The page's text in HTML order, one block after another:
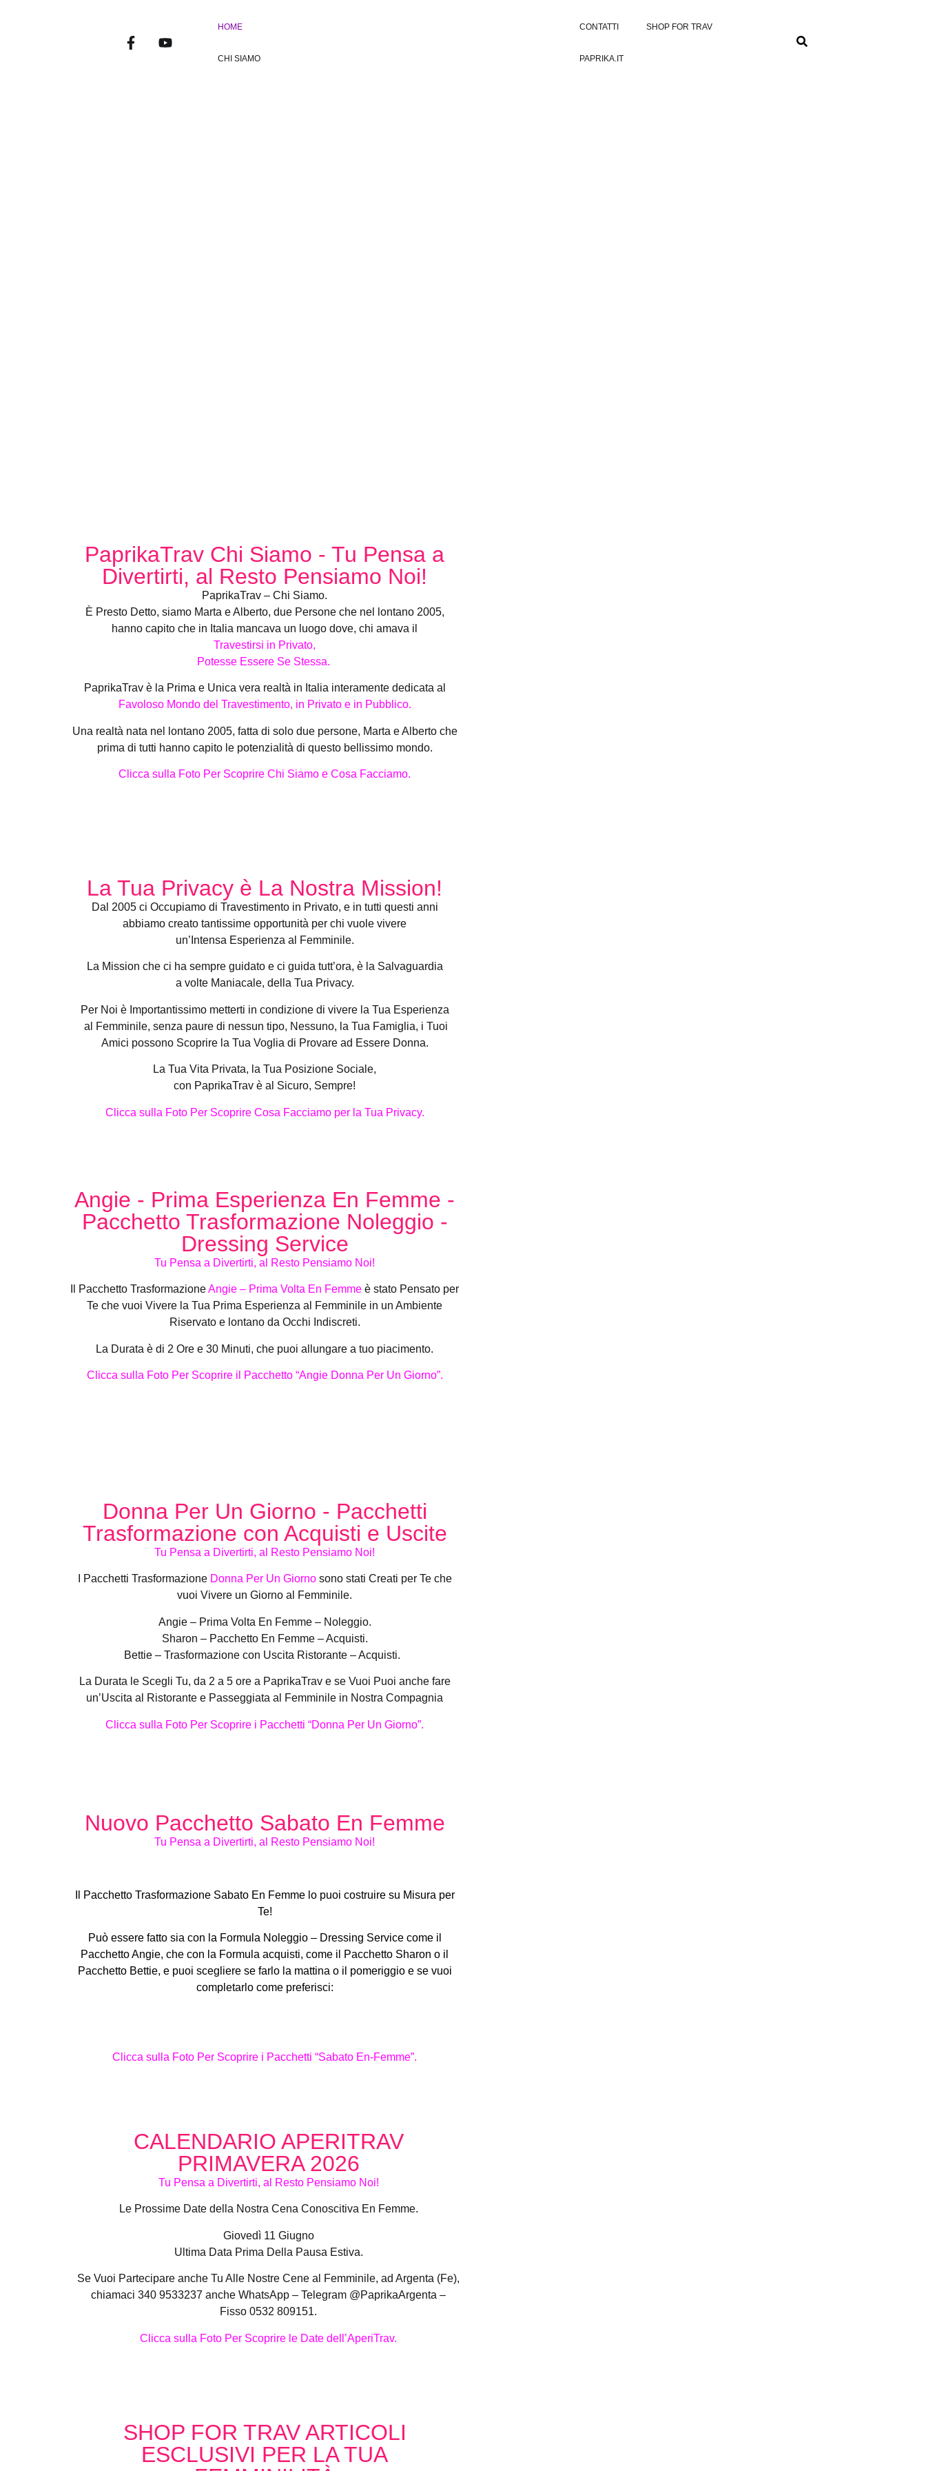
HOME
CHI SIAMO
CONTATTI SHOP FOR TRAV
PAPRIKA.IT
PaprikaTrav Chi Siamo - Tu Pensa a
Divertirti, al Resto Pensiamo Noi!
PaprikaTrav – Chi Siamo.
È Presto Detto, siamo Marta e Alberto, due Persone che nel lontano 2005,
hanno capito che in Italia mancava un luogo dove, chi amava il
Travestirsi in Privato,
Potesse Essere Se Stessa.
PaprikaTrav è la Prima e Unica vera realtà in Italia interamente dedicata al
Favoloso Mondo del Travestimento, in Privato e in Pubblico.
Una realtà nata nel lontano 2005, fatta di solo due persone, Marta e Alberto che
prima di tutti hanno capito le potenzialità di questo bellissimo mondo.
Clicca sulla Foto Per Scoprire Chi Siamo e Cosa Facciamo.
La Tua Privacy è La Nostra Mission!
Dal 2005 ci Occupiamo di Travestimento in Privato, e in tutti questi anni
abbiamo creato tantissime opportunità per chi vuole vivere
un’Intensa Esperienza al Femminile.
La Mission che ci ha sempre guidato e ci guida tutt’ora, è la Salvaguardia
a volte Maniacale, della Tua Privacy.
Per Noi è Importantissimo metterti in condizione di vivere la Tua Esperienza
al Femminile, senza paure di nessun tipo, Nessuno, la Tua Famiglia, i Tuoi
Amici possono Scoprire la Tua Voglia di Provare ad Essere Donna.
La Tua Vita Privata, la Tua Posizione Sociale,
con PaprikaTrav è al Sicuro, Sempre!
Clicca sulla Foto Per Scoprire Cosa Facciamo per la Tua Privacy.
Angie - Prima Esperienza En Femme -
Pacchetto Trasformazione Noleggio -
Dressing Service
Tu Pensa a Divertirti, al Resto Pensiamo Noi!
Il Pacchetto TrasformazioneAngie – Prima Volta En Femmeè stato Pensato per
Te che vuoi Vivere la Tua Prima Esperienza al Femminile in un Ambiente
Riservato e lontano da Occhi Indiscreti.
La Durata è di 2 Ore e 30 Minuti, che puoi allungare a tuo piacimento.
Clicca sulla Foto Per Scoprire il Pacchetto “Angie Donna Per Un Giorno”.
Donna Per Un Giorno - Pacchetti
Trasformazione con Acquisti e Uscite
Tu Pensa a Divertirti, al Resto Pensiamo Noi!
I Pacchetti Trasformazione Donna Per Un Giornosono stati Creati per Te che
vuoi Vivere un Giorno al Femminile.
Angie – Prima Volta En Femme – Noleggio.
Sharon – Pacchetto En Femme – Acquisti.
Bettie – Trasformazione con Uscita Ristorante – Acquisti.
La Durata le Scegli Tu, da 2 a 5 ore a PaprikaTrav e se Vuoi Puoi anche fare
un’Uscita al Ristorante e Passeggiata al Femminile in Nostra Compagnia
Clicca sulla Foto Per Scoprire i Pacchetti “Donna Per Un Giorno”.
Nuovo Pacchetto Sabato En Femme
Tu Pensa a Divertirti, al Resto Pensiamo Noi!
Il Pacchetto Trasformazione Sabato En Femme lo puoi costruire su Misura per
Te!
Può essere fatto sia con la Formula Noleggio – Dressing Service come il
Pacchetto Angie, che con la Formula acquisti, come il Pacchetto Sharon o il
Pacchetto Bettie, e puoi scegliere se farlo la mattina o il pomeriggio e se vuoi
completarlo come preferisci:
Clicca sulla Foto Per Scoprire i Pacchetti “Sabato En-Femme”.
CALENDARIO APERITRAV
PRIMAVERA 2026
Tu Pensa a Divertirti, al Resto Pensiamo Noi!
Le Prossime Date della Nostra Cena Conoscitiva En Femme.
Giovedì 11 Giugno
Ultima Data Prima Della Pausa Estiva.
Se Vuoi Partecipare anche Tu Alle Nostre Cene al Femminile, ad Argenta (Fe),
chiamaci 340 9533237 anche WhatsApp – Telegram @PaprikaArgenta –
Fisso 0532 809151.
Clicca sulla Foto Per Scoprire le Date dell’AperiTrav.
SHOP FOR TRAV ARTICOLI
ESCLUSIVI PER LA TUA